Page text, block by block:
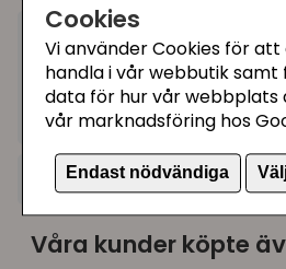
Cookies
Vi använder Cookies för att
handla i vår webbutik
data för hur vår webbplats
vår marknadsföring hos
Endast nödvändiga
Kategorier:
Till skrivbordet, pyssel
Artikelnummer:138435
Recensioner (2)
Stina
för 1 år sedan
Våra kunder köpte